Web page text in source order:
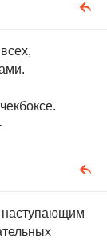
наступающим